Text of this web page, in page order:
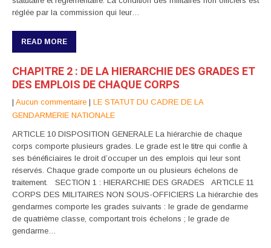
réglée par la commission qui leur…
READ MORE
CHAPITRE 2 : DE LA HIERARCHIE DES GRADES ET
DES EMPLOIS DE CHAQUE CORPS
| Aucun commentaire | LE STATUT DU CADRE DE LA
GENDARMERIE NATIONALE
ARTICLE 10 DISPOSITION GENERALE La hiérarchie de chaque
corps comporte plusieurs grades. Le grade est le titre qui confie à
ses bénéficiaires le droit d’occuper un des emplois qui leur sont
réservés. Chaque grade comporte un ou plusieurs échelons de
traitement. SECTION 1 : HIERARCHIE DES GRADES ARTICLE 11
CORPS DES MILITAIRES NON SOUS-OFFICIERS La hiérarchie des
gendarmes comporte les grades suivants : le grade de gendarme
de quatrième classe, comportant trois échelons ; le grade de
gendarme…